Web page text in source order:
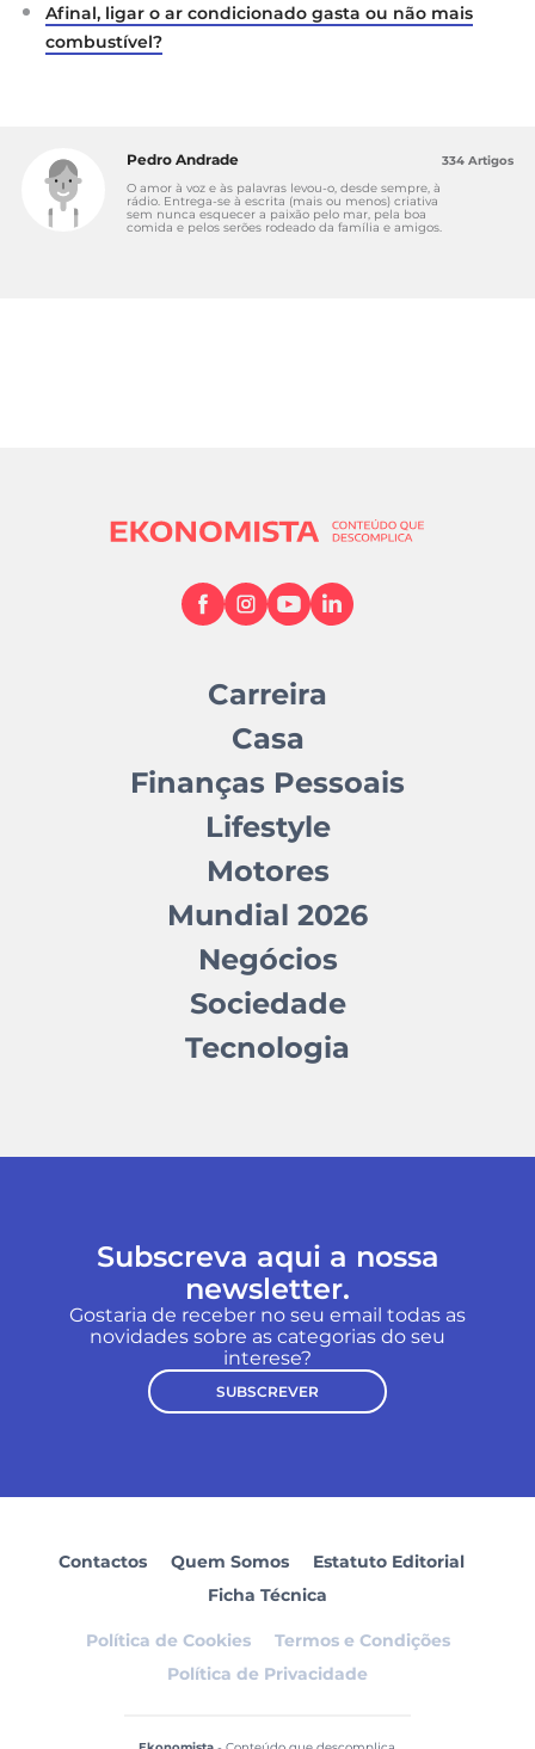
Afinal, ligar o ar condicionado gasta ou não mais
combustível?
Pedro Andrade
O amor à voz e às palavras levou-o, desde sempre, à
rádio. Entrega-se à escrita (mais ou menos) criativa
sem nunca esquecer a paixão pelo mar, pela boa
comida e pelos serões rodeado da família e amigos.
334 Artigos
Carreira
Casa
Finanças Pessoais
Lifestyle
Motores
Mundial 2026
Negócios
Sociedade
Tecnologia
Subscreva aqui a nossa
newsletter.
Gostaria de receber no seu email todas as
novidades sobre as categorias do seu
interese?
SUBSCREVER
Contactos Quem Somos
Estatuto Editorial
Ficha Técnica
Política de Cookies
Termos e Condições
Política de Privacidade